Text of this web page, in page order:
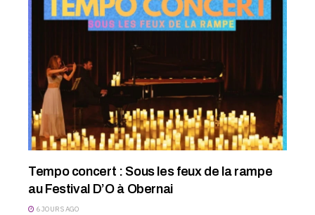
Tempo concert : Sous les feux de la rampe
au Festival D’O à Obernai
6 JOURS AGO